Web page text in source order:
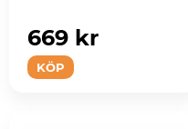
KÖP
669 kr